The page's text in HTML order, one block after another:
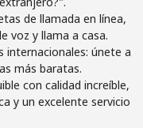
→
de llamada en línea,
voz y llama a casa.
internacionales: únete a
más baratas.
con calidad increíble,
y un excelente servicio